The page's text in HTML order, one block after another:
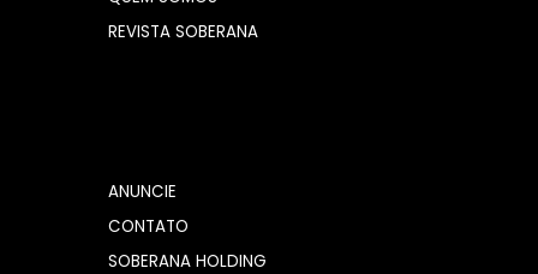
REVISTA SOBERANA
ANUNCIE
CONTATO
SOBERANA HOLDING